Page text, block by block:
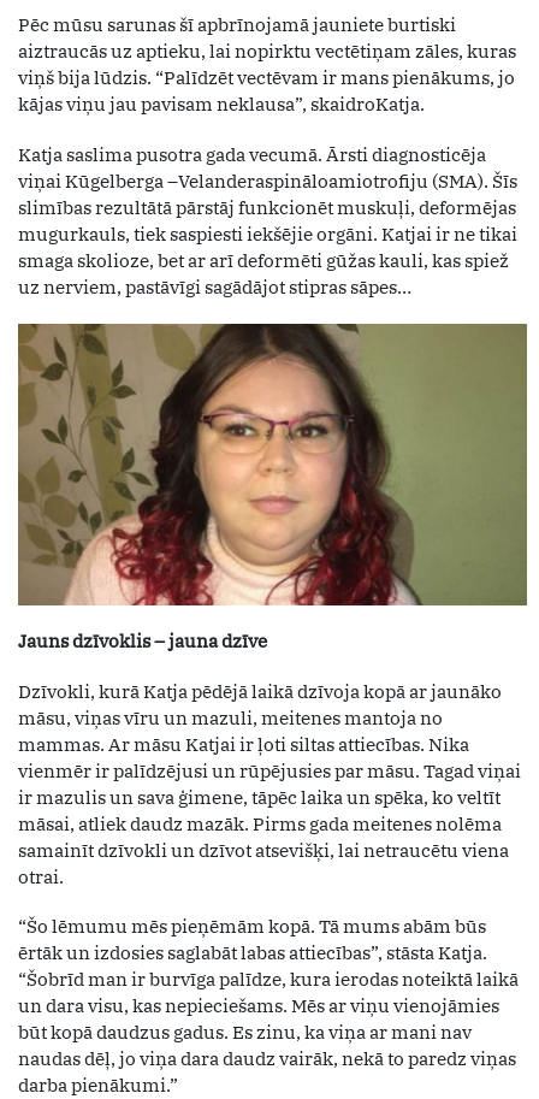
Pēc mūsu sarunas šī apbrīnojamā jauniete burtiski
aiztraucās uz aptieku, lai nopirktu vectētiņam zāles, kuras
viņš bija lūdzis. “Palīdzēt vectēvam ir mans pienākums, jo
kājas viņu jau pavisam neklausa”, skaidroKatja.
Katja saslima pusotra gada vecumā. Ārsti diagnosticēja
viņai Kūgelberga –Velanderaspināloamiotrofiju (SMA). Šīs
slimības rezultātā pārstāj funkcionēt muskuļi, deformējas
mugurkauls, tiek saspiesti iekšējie orgāni. Katjai ir ne tikai
smaga skolioze, bet ar arī deformēti gūžas kauli, kas spiež
uz nerviem, pastāvīgi sagādājot stipras sāpes…
Jauns dzīvoklis – jauna dzīve
Dzīvokli, kurā Katja pēdējā laikā dzīvoja kopā ar jaunāko
māsu, viņas vīru un mazuli, meitenes mantoja no
mammas. Ar māsu Katjai ir ļoti siltas attiecības. Nika
vienmēr ir palīdzējusi un rūpējusies par māsu. Tagad viņai
ir mazulis un sava ģimene, tāpēc laika un spēka, ko veltīt
māsai, atliek daudz mazāk. Pirms gada meitenes nolēma
samainīt dzīvokli un dzīvot atsevišķi, lai netraucētu viena
otrai.
“Šo lēmumu mēs pieņēmām kopā. Tā mums abām būs
ērtāk un izdosies saglabāt labas attiecības”, stāsta Katja.
“Šobrīd man ir burvīga palīdze, kura ierodas noteiktā laikā
un dara visu, kas nepieciešams. Mēs ar viņu vienojāmies
būt kopā daudzus gadus. Es zinu, ka viņa ar mani nav
naudas dēļ, jo viņa dara daudz vairāk, nekā to paredz viņas
darba pienākumi.”